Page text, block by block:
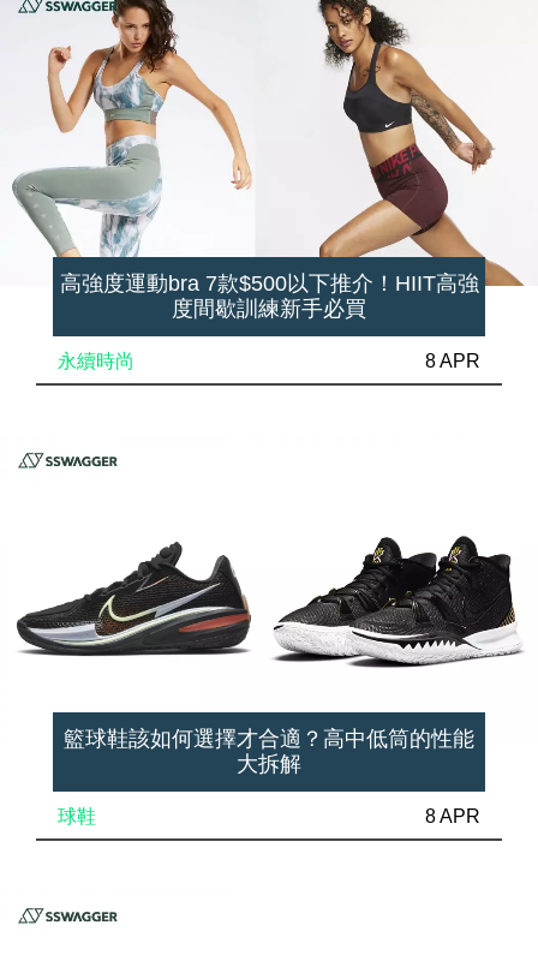
高強度運動bra 7款$500以下推介！HIIT高強
度間歇訓練新手必買
永續時尚 8 APR
籃球鞋該如何選擇才合適？高中低筒的性能
大拆解
球鞋 8 APR